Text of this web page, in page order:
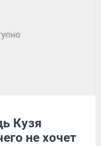
Кузя
не хочет